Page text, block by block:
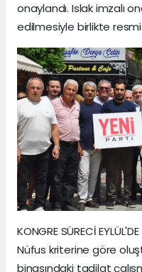
onaylandı. Islak imzalı
edilmesiyle birlikte
KONGRE SÜRECİ
Nüfus kriterine göre
binasındaki tadilat